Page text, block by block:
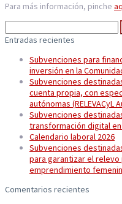
Para más información, pinche
Buscar:
Entradas recientes
Subvenciones para
inversión en la
Subvenciones
cuenta propia, con
autónomas (RELEVACyL
Subvenciones
transformación digital en
Calendario laboral 2026
Subvenciones
para garantizar el
emprendimiento
Comentarios recientes